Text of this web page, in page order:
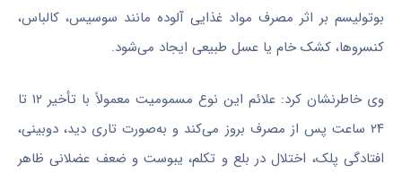
بوتولیسم بر اثر مصرف مواد غذایی آلوده مانند سوسیس، کالباس،
کنسروها، کشک خام یا عسل طبیعی ایجاد می‌شود.
وی خاطرنشان کرد: علائم این نوع مسمومیت معمولاً با تأخیر ۱۲ تا
۲۴ ساعت پس از مصرف بروز می‌کند و به‌صورت تاری دید، دوبینی،
افتادگی پلک، اختلال در بلع و تکلم، یبوست و ضعف عضلانی ظاهر